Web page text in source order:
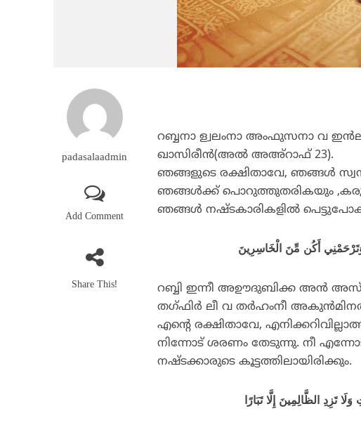
padasalaadmin
Add Comment
Share This!
റബ്ബനാ ള്വലംനാ അംഫുസനാ വ
ഖാസിരീന്‍(അല്‍ അഅ്‌റാഫ് 23).
ഞങ്ങളുടെ രക്ഷിതാവേ, ഞങ്ങള്‍
ഞങ്ങള്‍ക്ക് പൊറുത്തുതരികയും ,കരുണ
ഞങ്ങള്‍ നഷ്ടകാരികളില്‍
أَكُن مِّنَ الْخَاسِرِينَ
റബ്ബി ഇന്നീ അഊദുബിക്ക അന്‍
തഗ്ഫിര്‍ ലീ വ തര്‍ഹംനീ
എന്റെ രക്ഷിതാവേ,
നിന്നോട് ശരണം തേടുന്നു. നീ
നഷ്ടക്കാരുടെ കൂട്ടത്തിലായിരിക്കും.